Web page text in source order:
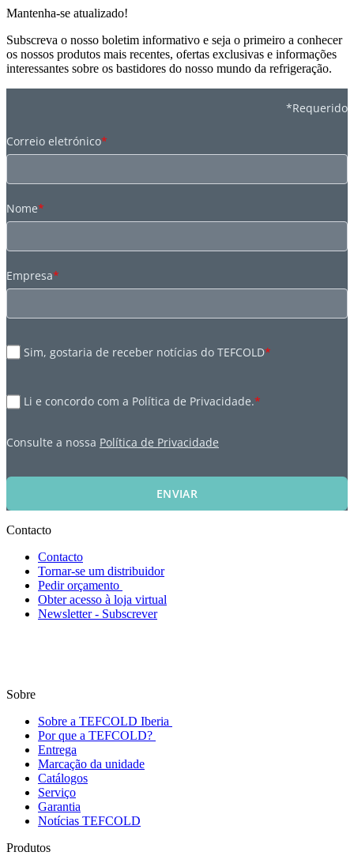
Mantenha-se atualizado!
Subscreva o nosso boletim informativo e seja o primeiro a conhecer
os nossos produtos mais recentes, ofertas exclusivas e informações
interessantes sobre os bastidores do nosso mundo da refrigeração.
*Requerido
Correio eletrónico*
Nome*
Empresa*
Sim, gostaria de receber notícias do TEFCOLD*
Li e concordo com a Política de Privacidade.*
Consulte a nossa Política de Privacidade
ENVIAR
Contacto
Contacto
Tornar-se um distribuidor
Pedir orçamento
Obter acesso à loja virtual
Newsletter - Subscrever
Sobre
Sobre a TEFCOLD Iberia
Por que a TEFCOLD?
Entrega
Marcação da unidade
Catálogos
Serviço
Garantia
Notícias TEFCOLD
Produtos